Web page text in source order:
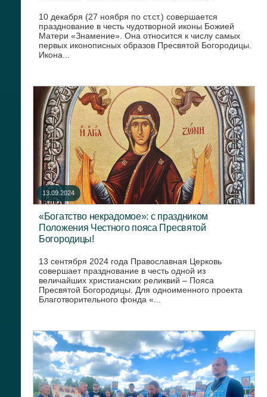
10 декабря (27 ноября по ст.ст.) совершается
празднование в честь чудотворной иконы Божией
Матери «Знамение». Она относится к числу самых
первых иконописных образов Пресвятой Богородицы.
Икона...
13.09.2024
«Богатство некрадомое»: с праздником
Положения Честного пояса Пресвятой
Богородицы!
13 сентября 2024 года Православная Церковь
совершает празднование в честь одной из
величайших христианских реликвий – Пояса
Пресвятой Богородицы. Для одноименного проекта
Благотворительного фонда «...